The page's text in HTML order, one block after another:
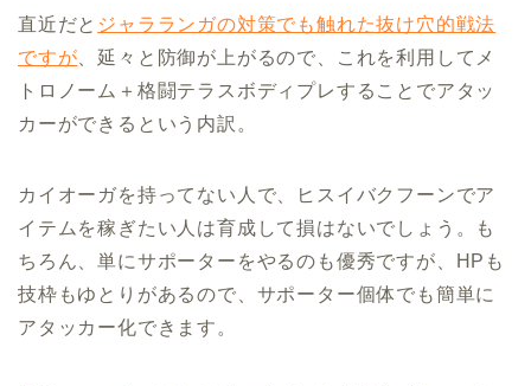
直近だと ジャラランガの対策でも触れた抜け穴的戦法
ですが 、延々と防御が上がるので、これを利用してメ
トロノーム＋格闘テラスボディプレすることでアタッ
カーができるという内訳。
カイオーガを持ってない人で、ヒスイバクフーンでア
イテムを稼ぎたい人は育成して損はないでしょう。も
ちろん、単にサポーターをやるのも優秀ですが、HPも
技枠もゆとりがあるので、サポーター個体でも簡単に
アタッカー化できます。